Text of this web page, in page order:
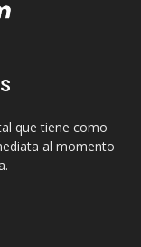
que tiene como
al momento